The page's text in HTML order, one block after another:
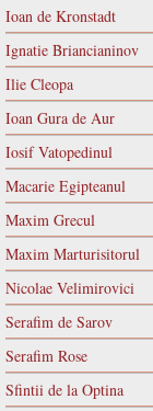
Ioan de Kronstadt
Ignatie Briancianinov
Ilie Cleopa
Ioan Gura de Aur
Iosif Vatopedinul
Macarie Egipteanul
Maxim Grecul
Maxim Marturisitorul
Nicolae Velimirovici
Serafim de Sarov
Serafim Rose
Sfintii de la Optina